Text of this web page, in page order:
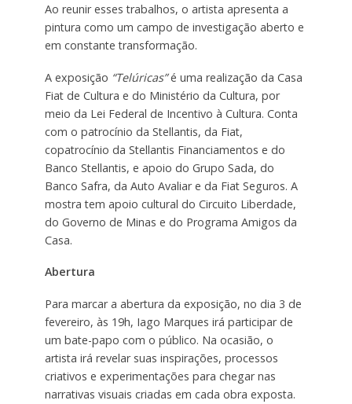
Ao reunir esses trabalhos, o artista apresenta a
pintura como um campo de investigação aberto e
em constante transformação.
A exposição “Telúricas”é uma realização da Casa
Fiat de Cultura e do Ministério da Cultura, por
meio da Lei Federal de Incentivo à Cultura. Conta
com o patrocínio da Stellantis, da Fiat,
copatrocínio da Stellantis Financiamentos e do
Banco Stellantis, e apoio do Grupo Sada, do
Banco Safra, da Auto Avaliar e da Fiat Seguros. A
mostra tem apoio cultural do Circuito Liberdade,
do Governo de Minas e do Programa Amigos da
Casa.
Abertura
Para marcar a abertura da exposição, no dia 3 de
fevereiro, às 19h, Iago Marques irá participar de
um bate-papo com o público. Na ocasião, o
artista irá revelar suas inspirações, processos
criativos e experimentações para chegar nas
narrativas visuais criadas em cada obra exposta.